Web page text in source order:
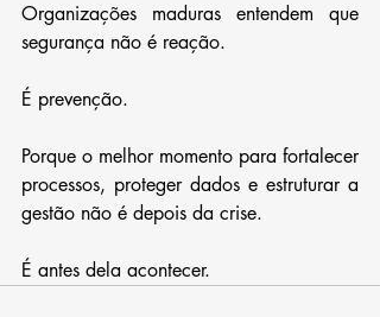
Organizações maduras entendem que
segurança não é reação.
É prevenção.
Porque o melhor momento para fortalecer
processos, proteger dados e estruturar a
gestão não é depois da crise.
É antes dela acontecer.